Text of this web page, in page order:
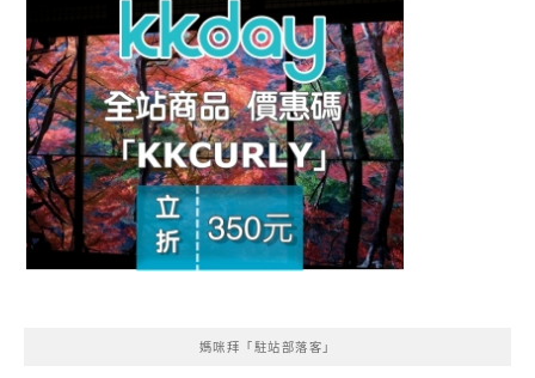
媽咪拜「駐站部落客」